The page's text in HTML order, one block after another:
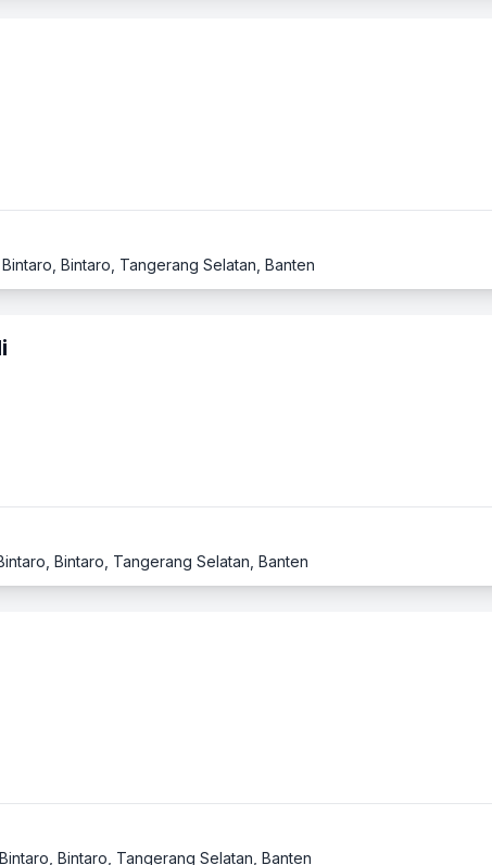
Bintaro, Tangerang Selatan, Banten
Bintaro, Tangerang Selatan, Banten
Bintaro, Tangerang Selatan, Banten